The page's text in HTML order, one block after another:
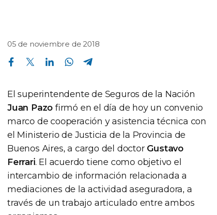
05 de noviembre de 2018
Compartir en Facebook Compartir en Twitter Compartir en Linkedin Compartir en Whatsapp
El superintendente de Seguros de la Nación
Juan Pazo firmó en el día de hoy un convenio
marco de cooperación y asistencia técnica con
el Ministerio de Justicia de la Provincia de
Buenos Aires, a cargo del doctor Gustavo
Ferrari. El acuerdo tiene como objetivo el
intercambio de información relacionada a
mediaciones de la actividad aseguradora, a
través de un trabajo articulado entre ambos